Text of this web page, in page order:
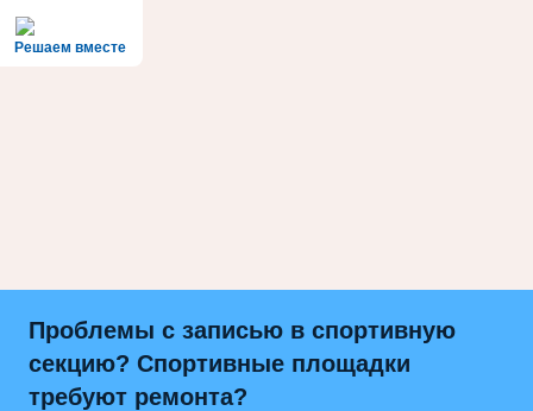
Решаем вместе
Проблемы с записью в спортивную
секцию? Спортивные площадки
требуют ремонта?